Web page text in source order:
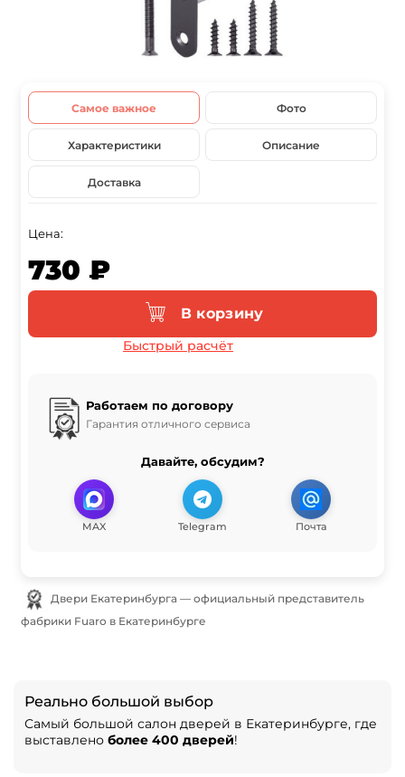
Самое важное Фото
Характеристики Описание
Доставка
Цена:
730 ₽
В корзину
Быстрый расчёт
Работаем по договору
Гарантия отличного сервиса
Давайте, обсудим?
MAX Telegram Почта
фабрики Fuaro в Екатеринбурге
Реально большой выбор
Самый большой салон дверей в Екатеринбурге, где
выставлено более 400 дверей!